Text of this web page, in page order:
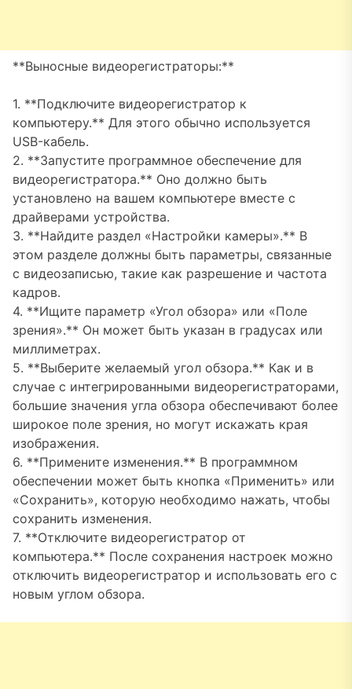
**Выносные видеорегистраторы:**
1. **Подключите видеорегистратор к
компьютеру.** Для этого обычно используется
USB-кабель.
2. **Запустите программное обеспечение для
видеорегистратора.** Оно должно быть
установлено на вашем компьютере вместе с
драйверами устройства.
3. **Найдите раздел «Настройки камеры».** В
этом разделе должны быть параметры, связанные
с видеозаписью, такие как разрешение и частота
кадров.
4. **Ищите параметр «Угол обзора» или «Поле
зрения».** Он может быть указан в градусах или
миллиметрах.
5. **Выберите желаемый угол обзора.** Как и в
случае с интегрированными видеорегистраторами,
большие значения угла обзора обеспечивают более
широкое поле зрения, но могут искажать края
изображения.
6. **Примените изменения.** В программном
обеспечении может быть кнопка «Применить» или
«Сохранить», которую необходимо нажать, чтобы
сохранить изменения.
7. **Отключите видеорегистратор от
компьютера.** После сохранения настроек можно
отключить видеорегистратор и использовать его с
новым углом обзора.